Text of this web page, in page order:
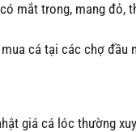
mắt trong, mang đỏ,
mua cá tại các chợ đầu
giá cá lóc thường